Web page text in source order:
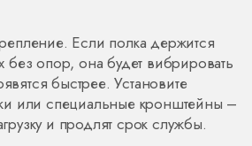
Если полка держится
без опор, она будет вибрировать
быстрее. Установите
или специальные кронштейны –
и продлят срок службы.